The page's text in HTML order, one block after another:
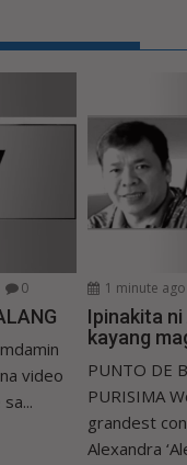
0
video
1 minute ago
Ipinakita ni
kayang
PUNTO DE
PURISIMA
grandest
Alexandra